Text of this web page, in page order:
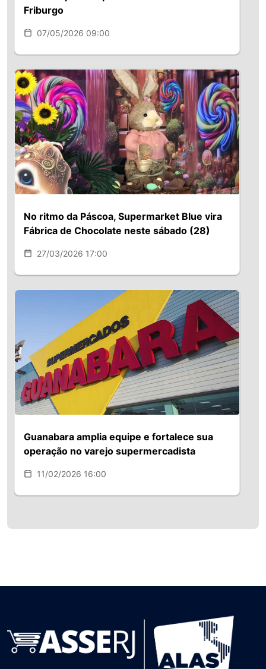
abordados em nosso workshop. Se
você deseja se aprofundar no tema e
entender os impactos da
assunto. Quem assina o artigo é Fábio
Queiroz, presidente da Asserj
Friburgo
07/05/2026 09:00
No ritmo da Páscoa, Supermarket Blue vira
Fábrica de Chocolate neste sábado (28)
27/03/2026 17:00
Guanabara amplia equipe e fortalece sua
operação no varejo supermercadista
11/02/2026 16:00